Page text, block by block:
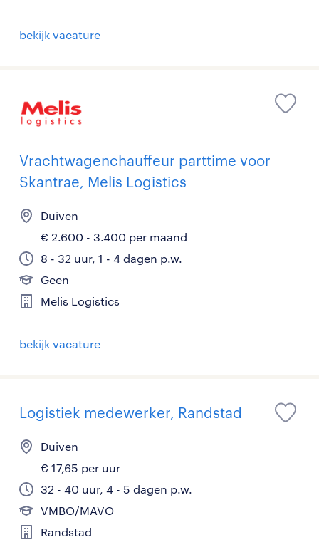
bekijk vacature
Vrachtwagenchauffeur parttime voor
Skantrae, Melis Logistics
Duiven
€ 2.600 - 3.400 per maand
8 - 32 uur, 1 - 4 dagen p.w.
Geen
Melis Logistics
bekijk vacature
Logistiek medewerker, Randstad
Duiven
€ 17,65 per uur
32 - 40 uur, 4 - 5 dagen p.w.
VMBO/MAVO
Randstad